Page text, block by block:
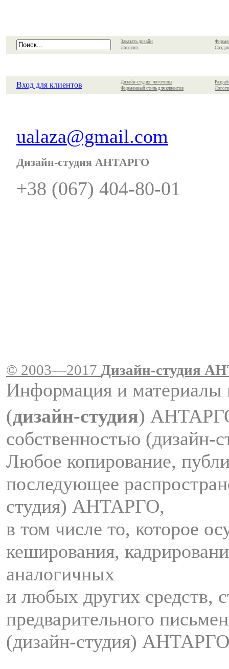
Заказать дизайн
Логотип
Вход для клиентов
Дизайн-студия: логотипы
Фирменный стиль для клиентов
ualaza@gmail.com
Дизайн-студия АНТАРГО
+38 (067) 404-80-01
© 2003—2017 Дизайн-студия
Информация и материалы
(дизайн-студия)
собственностью
Любое копирование,
последующее
студия) АНТАРГО,
в том числе то, которое
кеширования,
аналогичных
и любых других средств,
предварительного
(дизайн-студия)